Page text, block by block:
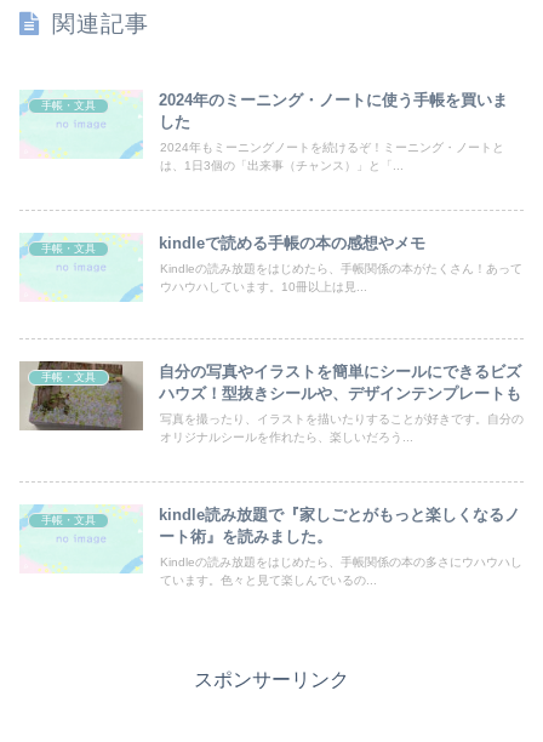
関連記事
手帳・文具
2024年のミーニング・ノートに使う手帳を買いま
した
2024年もミーニングノートを続けるぞ！ミーニング・ノートと
は、1日3個の「出来事（チャンス）」と「...
手帳・文具 kindleで読める手帳の本の感想やメモ
Kindleの読み放題をはじめたら、手帳関係の本がたくさん！あって
ウハウハしています。10冊以上は見...
手帳・文具
自分の写真やイラストを簡単にシールにできるビズ
ハウズ！型抜きシールや、デザインテンプレートも
写真を撮ったり、イラストを描いたりすることが好きです。自分の
オリジナルシールを作れたら、楽しいだろう...
手帳・文具
kindle読み放題で『家しごとがもっと楽しくなるノ
ート術』を読みました。
Kindleの読み放題をはじめたら、手帳関係の本の多さにウハウハし
ています。色々と見て楽しんでいるの...
スポンサーリンク